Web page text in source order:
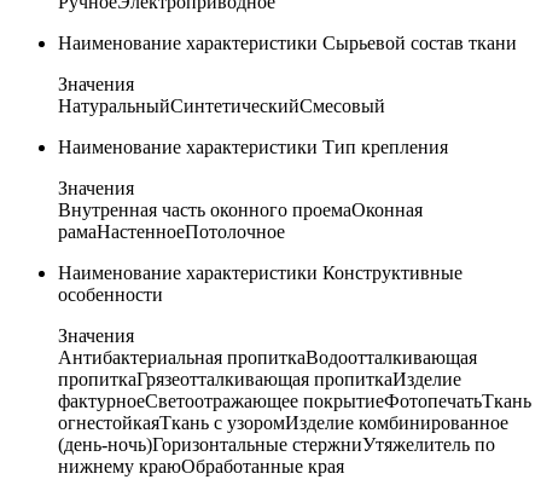
Наименование характеристики Сырьевой состав ткани
Значения
НатуральныйСинтетическийСмесовый
Наименование характеристики Тип крепления
Значения
Внутренная часть оконного проемаОконная
рамаНастенноеПотолочное
Наименование характеристики Конструктивные
особенности
Значения
Антибактериальная пропиткаВодоотталкивающая
пропиткаГрязеотталкивающая пропиткаИзделие
фактурноеСветоотражающее покрытиеФотопечатьТкань
огнестойкаяТкань с узоромИзделие комбинированное
(день-ночь)Горизонтальные стержниУтяжелитель по
нижнему краюОбработанные края